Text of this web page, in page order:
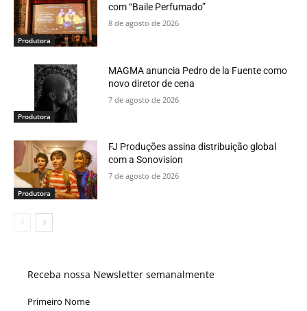
Produtora
com “Baile Perfumado”
8 de agosto de 2026
Produtora
MAGMA anuncia Pedro de la Fuente como
novo diretor de cena
7 de agosto de 2026
Produtora
FJ Produções assina distribuição global
com a Sonovision
7 de agosto de 2026
Receba nossa Newsletter semanalmente
Primeiro Nome